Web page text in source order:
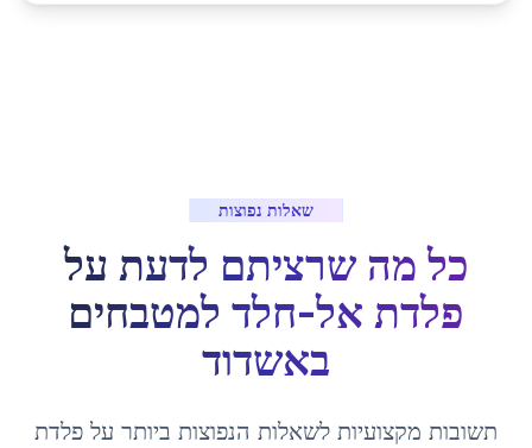
שאלות נפוצות
כל מה שרציתם לדעת על
פלדת אל-חלד למטבחים
באשדוד
תשובות מקצועיות לשאלות הנפוצות ביותר על פלדת